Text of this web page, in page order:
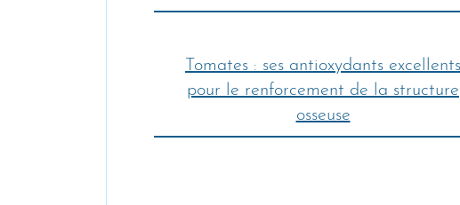
Tomates : ses antioxydants excellents
pour le renforcement de la structure
osseuse